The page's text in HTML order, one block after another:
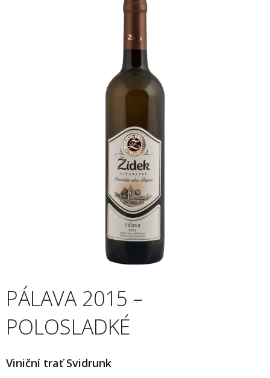
PÁLAVA 2015 –
POLOSLADKÉ
Viniční trať Svidrunk